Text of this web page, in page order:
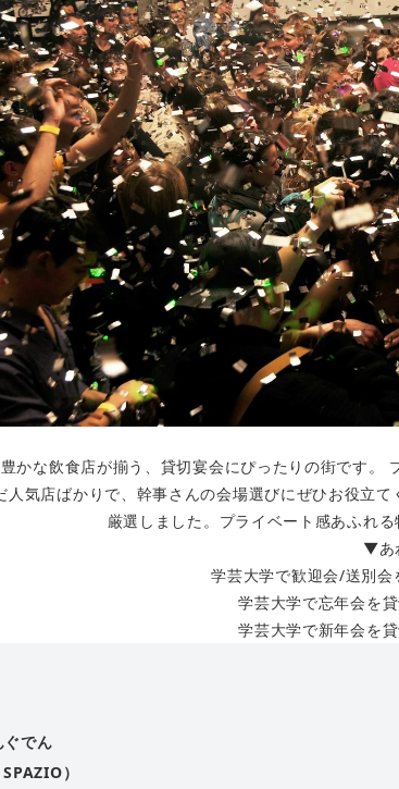
かな飲食店が揃う、貸切宴会にぴったりの街です
人気店ばかりで、幹事さんの会場選びにぜひお役立
厳選しました。プライベート感あふれ
▼あ
学芸大学で歓迎会/送別
学芸大学で忘年会を
学芸大学で新年会を
でん
）